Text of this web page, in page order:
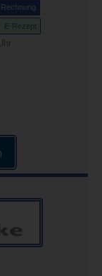
Rechnung
E-Rezept